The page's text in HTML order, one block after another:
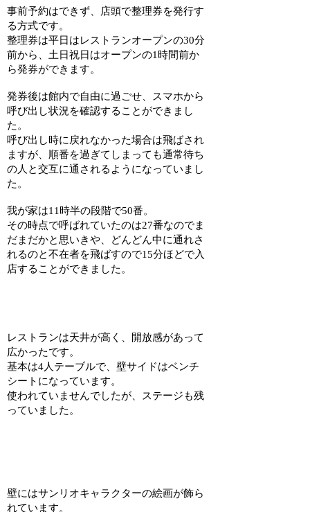
事前予約はできず、店頭で整理券を発行す
る方式です。
整理券は平日はレストランオープンの30分
前から、土日祝日はオープンの1時間前か
ら発券ができます。
発券後は館内で自由に過ごせ、スマホから
呼び出し状況を確認することができまし
た。
呼び出し時に戻れなかった場合は飛ばされ
ますが、順番を過ぎてしまっても通常待ち
の人と交互に通されるようになっていまし
た。
我が家は11時半の段階で50番。
その時点で呼ばれていたのは27番なのでま
だまだかと思いきや、どんどん中に通れさ
れるのと不在者を飛ばすので15分ほどで入
店することができました。
レストランは天井が高く、開放感があって
広かったです。
基本は4人テーブルで、壁サイドはベンチ
シートになっています。
使われていませんでしたが、ステージも残
っていました。
壁にはサンリオキャラクターの絵画が飾ら
れています。